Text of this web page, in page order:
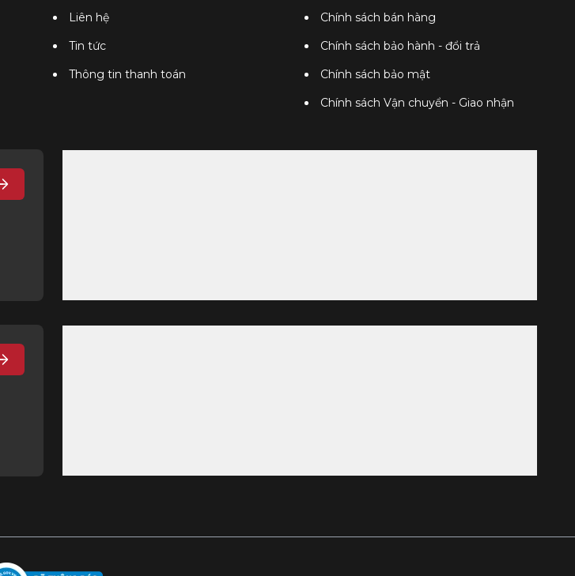
Liên hệ
Tin tức
Thông tin thanh toán
Chính sách bán hàng
Chính sách bảo hành - đổi trả
Chính sách bảo mật
Chính sách Vận chuyển - Giao nhận